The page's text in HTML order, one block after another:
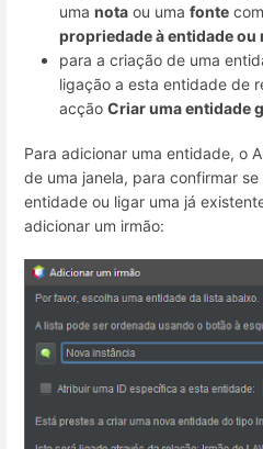
uma nota ou uma fonte
propriedade à entidade ou
para a criação de uma
ligação a esta entidade de
acção Criar uma entidade
Para adicionar uma entidade, o
de uma janela, para confirmar
entidade ou ligar uma já
adicionar um irmão: